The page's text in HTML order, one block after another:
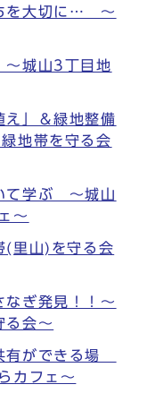
を大切に… ～
～城山3丁目地
え」＆緑地整備
地帯を守る会
て学ぶ ～城山
～
(里山)を守る会
なぎ発見！！～
る会～
有ができる場
カフェ～